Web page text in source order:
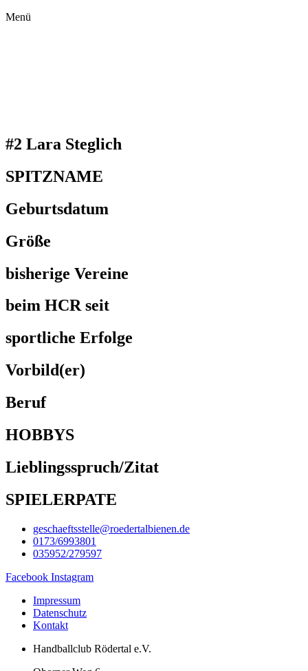
Menü
#2 Lara Steglich
SPITZNAME
Geburtsdatum
Größe
bisherige Vereine
beim HCR seit
sportliche Erfolge
Vorbild(er)
Beruf
HOBBYS
Lieblingsspruch/Zitat
SPIELERPATE
geschaeftsstelle@roedertalbienen.de
0173/6993801
035952/279597
Facebook Instagram
Impressum
Datenschutz
Kontakt
Handballclub Rödertal e.V.